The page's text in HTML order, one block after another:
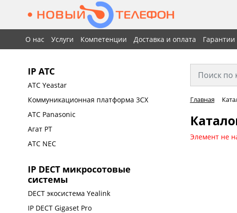
О нас Услуги Компетенции Доставка и оплата Гарантии
IP АТС
АТС Yeastar
Коммуникационная платформа 3CX
АТС Panasonic
Агат РТ
АТС NEC
IP DECT микросотовые
системы
DECT экосистема Yealink
IP DECT Gigaset Pro
Главная
Элемент не